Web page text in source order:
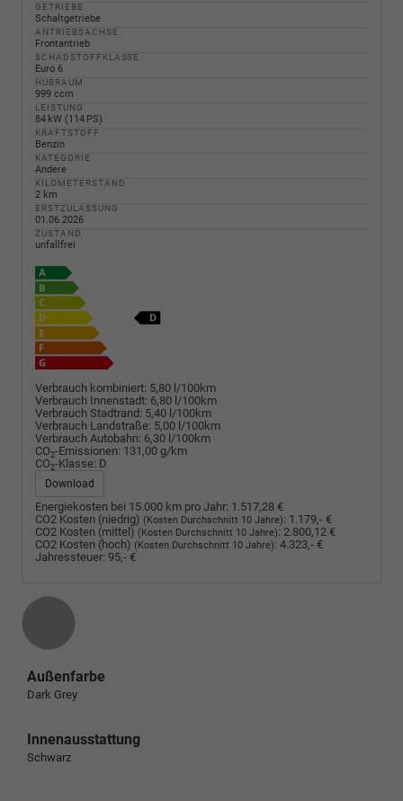
GETRIEBE
Schaltgetriebe
ANTRIEBSACHSE
Frontantrieb
SCHADSTOFFKLASSE
Euro 6
HUBRAUM
999 ccm
LEISTUNG
84 kW (114 PS)
KRAFTSTOFF
Benzin
KATEGORIE
Andere
KILOMETERSTAND
2 km
ERSTZULASSUNG
01.06.2026
ZUSTAND
unfallfrei
Verbrauch kombiniert: 5,80 l/100km
Verbrauch Innenstadt: 6,80 l/100km
Verbrauch Stadtrand: 5,40 l/100km
Verbrauch Landstraße: 5,00 l/100km
Verbrauch Autobahn: 6,30 l/100km
CO2-Emissionen: 131,00 g/km
CO2-Klasse: D
Download
Energiekosten bei 15.000 km pro Jahr: 1.517,28 €
CO2 Kosten (niedrig) (Kosten Durchschnitt 10 Jahre): 1.179,- €
CO2 Kosten (mittel) (Kosten Durchschnitt 10 Jahre): 2.800,12 €
CO2 Kosten (hoch) (Kosten Durchschnitt 10 Jahre): 4.323,- €
Jahressteuer: 95,- €
Außenfarbe
Dark Grey
Innenausstattung
Schwarz